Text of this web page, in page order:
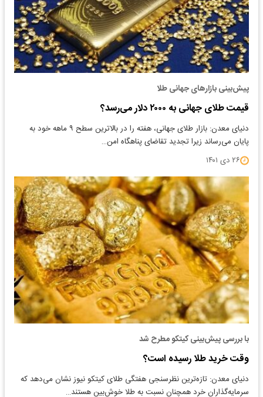
پیش‌بینی بازارهای جهانی طلا
قیمت طلای جهانی به ۲۰۰۰ دلار می‌رسد؟
دنیای معدن: بازار طلای جهانی، هفته را در بالاترین سطح ۹ ماهه خود به
پایان می‌رساند زیرا تجدید تقاضای پناهگاه امن…
۲۶ دی ۱۴۰۱
با بررسی پیش‌بینی کیتکو مطرح شد
وقت خرید طلا رسیده است؟
دنیای معدن: تازه‌ترین نظرسنجی هفتگی طلای کیتکو نیوز نشان می‌دهد که
سرمایه‌گذاران خرد همچنان نسبت به طلا خوش‌بین هستند…